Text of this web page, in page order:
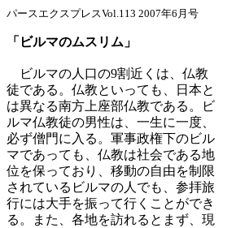
パースエクスプレスVol.113 2007年6月号
「ビルマのムスリム」
ビルマの人口の9割近くは、仏教
徒である。仏教といっても、日本と
は異なる南方上座部仏教である。ビ
ルマ仏教徒の男性は、一生に一度、
必ず僧門に入る。軍事政権下のビル
マであっても、仏教は社会である地
位を保っており、移動の自由を制限
されているビルマの人でも、参拝旅
行には大手を振って行くことができ
る。また、各地を訪れるとまず、現